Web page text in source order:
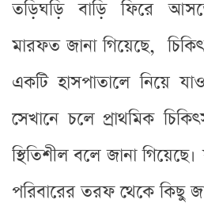
তড়িঘড়ি বাড়ি ফিরে
মারফত জানা গিয়েছে,
একটি হাসপাতালে নিয়ে
সেখানে চলে প্রাথমিক
স্থিতিশীল বলে জানা
পরিবারের তরফ থেকে কিছু